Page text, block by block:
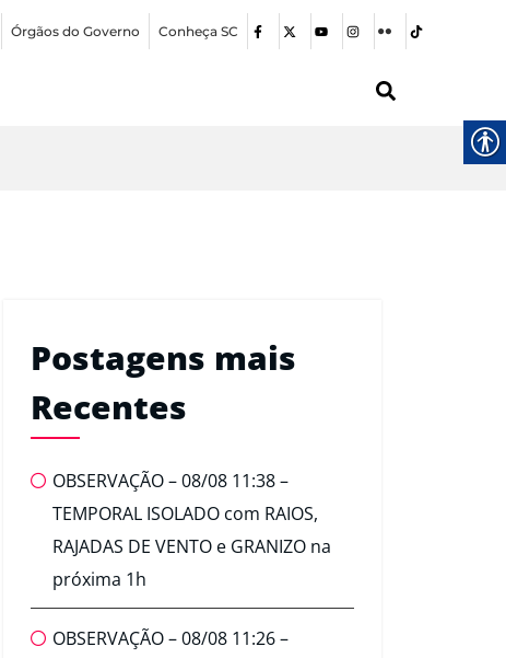
Órgãos do Governo Conheça SC
Postagens mais
Recentes
OBSERVAÇÃO – 08/08 11:38 –
TEMPORAL ISOLADO com RAIOS,
RAJADAS DE VENTO e GRANIZO na
próxima 1h
OBSERVAÇÃO – 08/08 11:26 –